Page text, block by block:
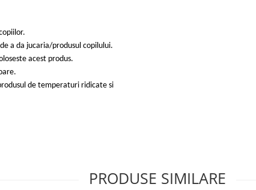
a da jucaria/produsul copilului.
acest produs.
de temperaturi ridicate si
PRODUSE SIMILARE